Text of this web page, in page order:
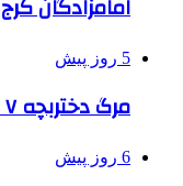
امامزادگان
5 روز پیش
مرگ دختربچه ۷ ساله در پارک اسلامشهر
6 روز پیش